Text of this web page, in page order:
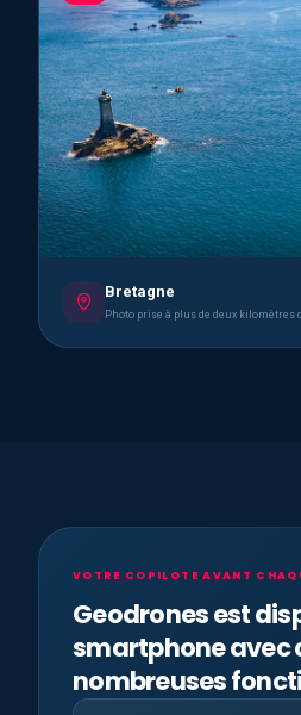
Bretagne
Photo prise à plus de deux kilomètres
VOTRE COPILOTE AVANT
Geodrones est
smartphone avec
nombreuses